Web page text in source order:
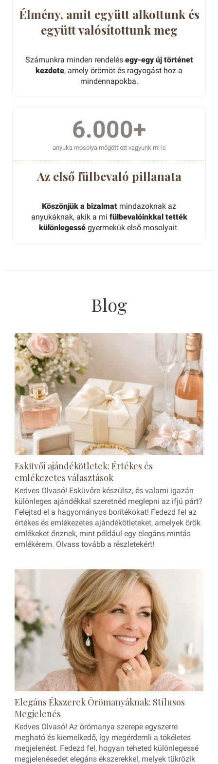
Élmény, amit együtt alkottunk és
együtt valósítottunk meg
Számunkra minden rendelés egy-egy új történet
kezdete, amely örömöt és ragyogást hoz a
mindennapokba.
6.000+
anyuka mosolya mögött ott vagyunk mi is
Az első fülbevaló pillanata
Köszönjük a bizalmat mindazoknak az
anyukáknak, akik a mi fülbevalóinkkal tették
különlegessé gyermekük első mosolyait.
Blog
Esküvői ajándékötletek: Értékes és
emlékezetes választások
Kedves Olvasó! Esküvőre készülsz, és valami igazán
különleges ajándékkal szeretnéd meglepni az ifjú párt?
Felejtsd el a hagyományos borítékokat! Fedezd fel az
értékes és emlékezetes ajándékötleteket, amelyek örök
emlékeket őriznek, mint például egy elegáns mintás
emlékérem. Olvass tovább a részletekért!
Elegáns Ékszerek Örömanyáknak: Stílusos
Megjelenés
Kedves Olvasó! Az örömanya szerepe egyszerre
megható és kiemelkedő, így megérdemli a tökéletes
megjelenést. Fedezd fel, hogyan teheted különlegessé
megjelenésedet elegáns ékszerekkel, melyek tükrözik